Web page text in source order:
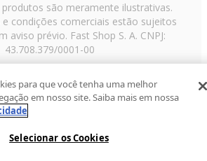
são meramente ilustrativas.
condições comerciais estão sujeitos
aviso prévio. Fast Shop S. A. CNPJ:
43.708.379/0001-00
001, Telefone: 11 3003-3728 ©
- Todos os direitos reservadosRF
para que você tenha uma melhor
em nosso site. Saiba mais em nossa
Selecionar os Cookies